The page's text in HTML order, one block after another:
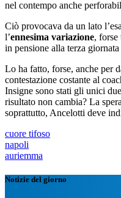
nel contempo anche
Ciò provocava da un lato
l’ennesima variazione, forse
in pensione alla terza
Lo ha fatto, forse, anche per
contestazione costante al
Insigne sono stati gli unici
risultato non cambia? La
soprattutto, Ancelotti deve
cuore tifoso
napoli
auriemma
Notizie del giorno